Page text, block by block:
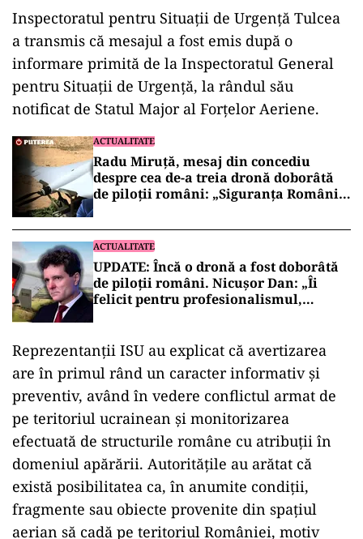
Inspectoratul pentru Situații de Urgență Tulcea
a transmis că mesajul a fost emis după o
informare primită de la Inspectoratul General
pentru Situații de Urgență, la rândul său
notificat de Statul Major al Forțelor Aeriene.
ACTUALITATE
Radu Miruță, mesaj din concediu
despre cea de-a treia dronă doborâtă
de piloții români: „Siguranța României
ACTUALITATE
UPDATE: Încă o dronă a fost doborâtă
de piloții români. Nicușor Dan: „Îi
felicit pentru profesionalismul,
Reprezentanții ISU au explicat că avertizarea
are în primul rând un caracter informativ și
preventiv, având în vedere conflictul armat de
pe teritoriul ucrainean și monitorizarea
efectuată de structurile române cu atribuții în
domeniul apărării. Autoritățile au arătat că
există posibilitatea ca, în anumite condiții,
fragmente sau obiecte provenite din spațiul
aerian să cadă pe teritoriul României, motiv